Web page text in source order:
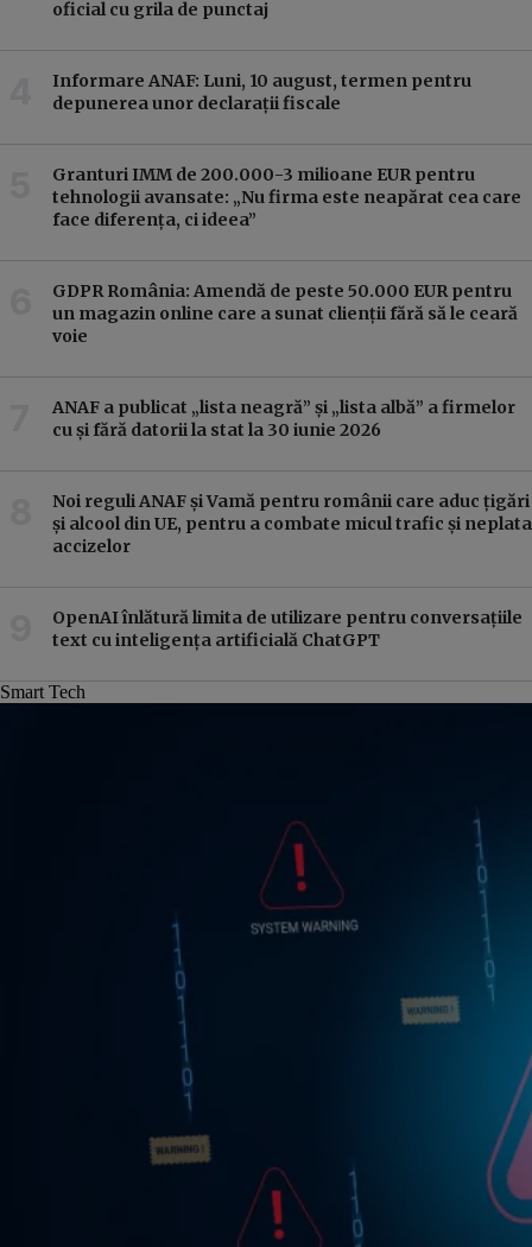
oficial cu grila de punctaj
Informare ANAF: Luni, 10 august, termen pentru
depunerea unor declarații fiscale
Granturi IMM de 200.000-3 milioane EUR pentru
tehnologii avansate: „Nu firma este neapărat cea care
face diferența, ci ideea”
GDPR România: Amendă de peste 50.000 EUR pentru
un magazin online care a sunat clienții fără să le ceară
voie
ANAF a publicat „lista neagră” și „lista albă” a firmelor
cu și fără datorii la stat la 30 iunie 2026
Noi reguli ANAF și Vamă pentru românii care aduc țigări
și alcool din UE, pentru a combate micul trafic și neplata
accizelor
OpenAI înlătură limita de utilizare pentru conversațiile
text cu inteligența artificială ChatGPT
Smart Tech